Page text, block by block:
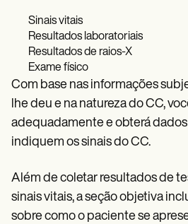
Sinais vitais
Resultados laboratoriais
Resultados de raios-X
Exame físico
Com base nas informações
lhe deu e na natureza do CC,
adequadamente e obterá
indiquem os sinais do CC.
Além de coletar resultados de
sinais vitais, a seção objetiva
sobre como o paciente se